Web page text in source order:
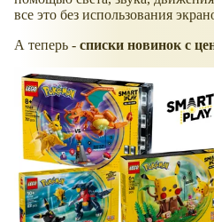
все это без использования
А теперь - списки новинок с